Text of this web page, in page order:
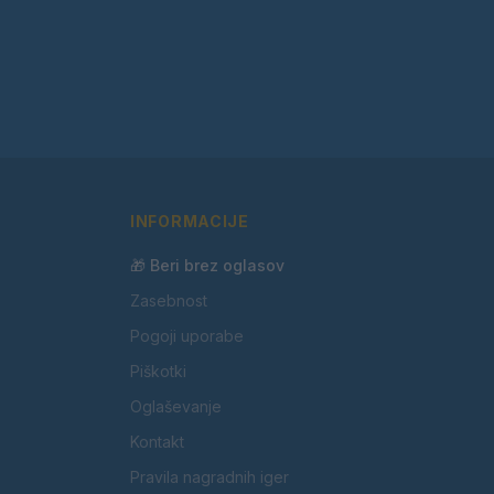
INFORMACIJE
🎁 Beri brez oglasov
Zasebnost
Pogoji uporabe
Piškotki
Oglaševanje
Kontakt
Pravila nagradnih iger